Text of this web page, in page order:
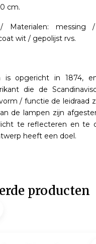
cm.
/ Materialen:
wit / gepolijst rvs.
is opgericht in 1874,
die de
/ functie de leidraad
de lampen zijn
te reflecteren en te
heeft een doel.
producten